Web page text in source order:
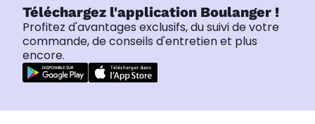
Téléchargez l'application Boulanger !
Profitez d'avantages exclusifs, du suivi de votre
commande, de conseils d'entretien et plus
encore.